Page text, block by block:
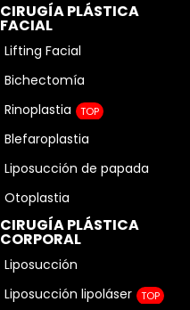
CIRUGÍA PLÁSTICA
FACIAL
Lifting Facial
Bichectomía
Rinoplastia
TOP
Blefaroplastia
Liposucción de papada
Otoplastia
CIRUGÍA PLÁSTICA
CORPORAL
Liposucción
Liposucción lipoláser
TOP